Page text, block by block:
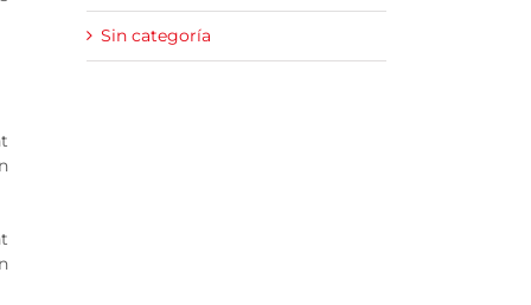
Sin categoría